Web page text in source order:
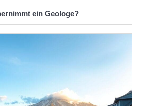
ein Geologe?